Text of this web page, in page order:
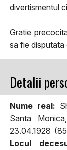
divertismentul
Gratie
sa fie
Detalii
Nume real:
Santa
23.04.1928
Locul